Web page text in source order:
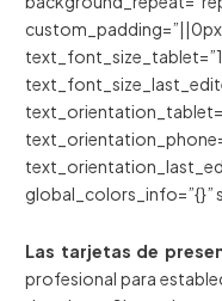
global_colors_info=”{}”
Las tarjetas de
profesional para